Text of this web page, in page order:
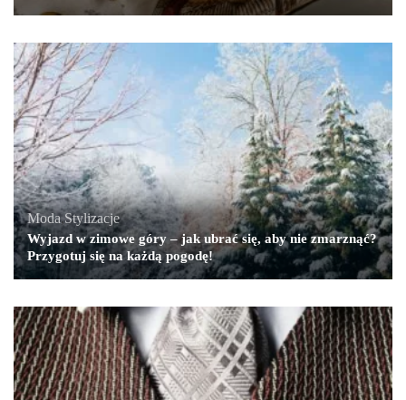
Moda,Stylizacje
Wyjazd w zimowe góry – jak ubrać się, aby nie zmarznąć?
Przygotuj się na każdą pogodę!